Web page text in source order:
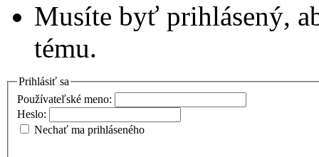
Musíte byť prihlásený,
tému.
Prihlásiť sa
Používateľské meno:
Heslo:
Nechať ma prihláseného